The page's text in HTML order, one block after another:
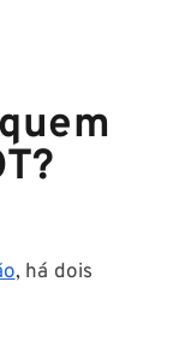
, há dois